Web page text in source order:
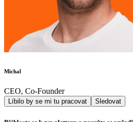
Michal
CEO, Co-Founder
Líbilo by se mi tu pracovat Sledovat